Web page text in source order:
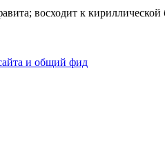
восходит к
и общий фид